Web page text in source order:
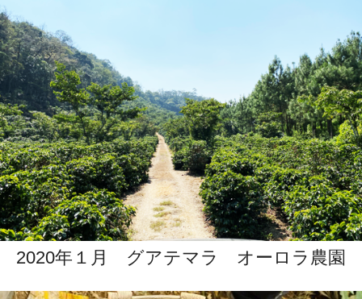
2020年１月 グアテマラ オーロラ農園